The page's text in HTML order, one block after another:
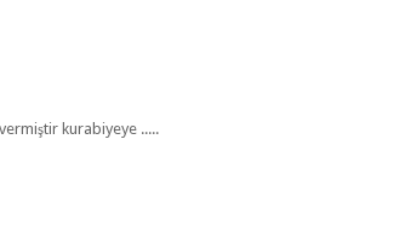
kurabiyeye .....